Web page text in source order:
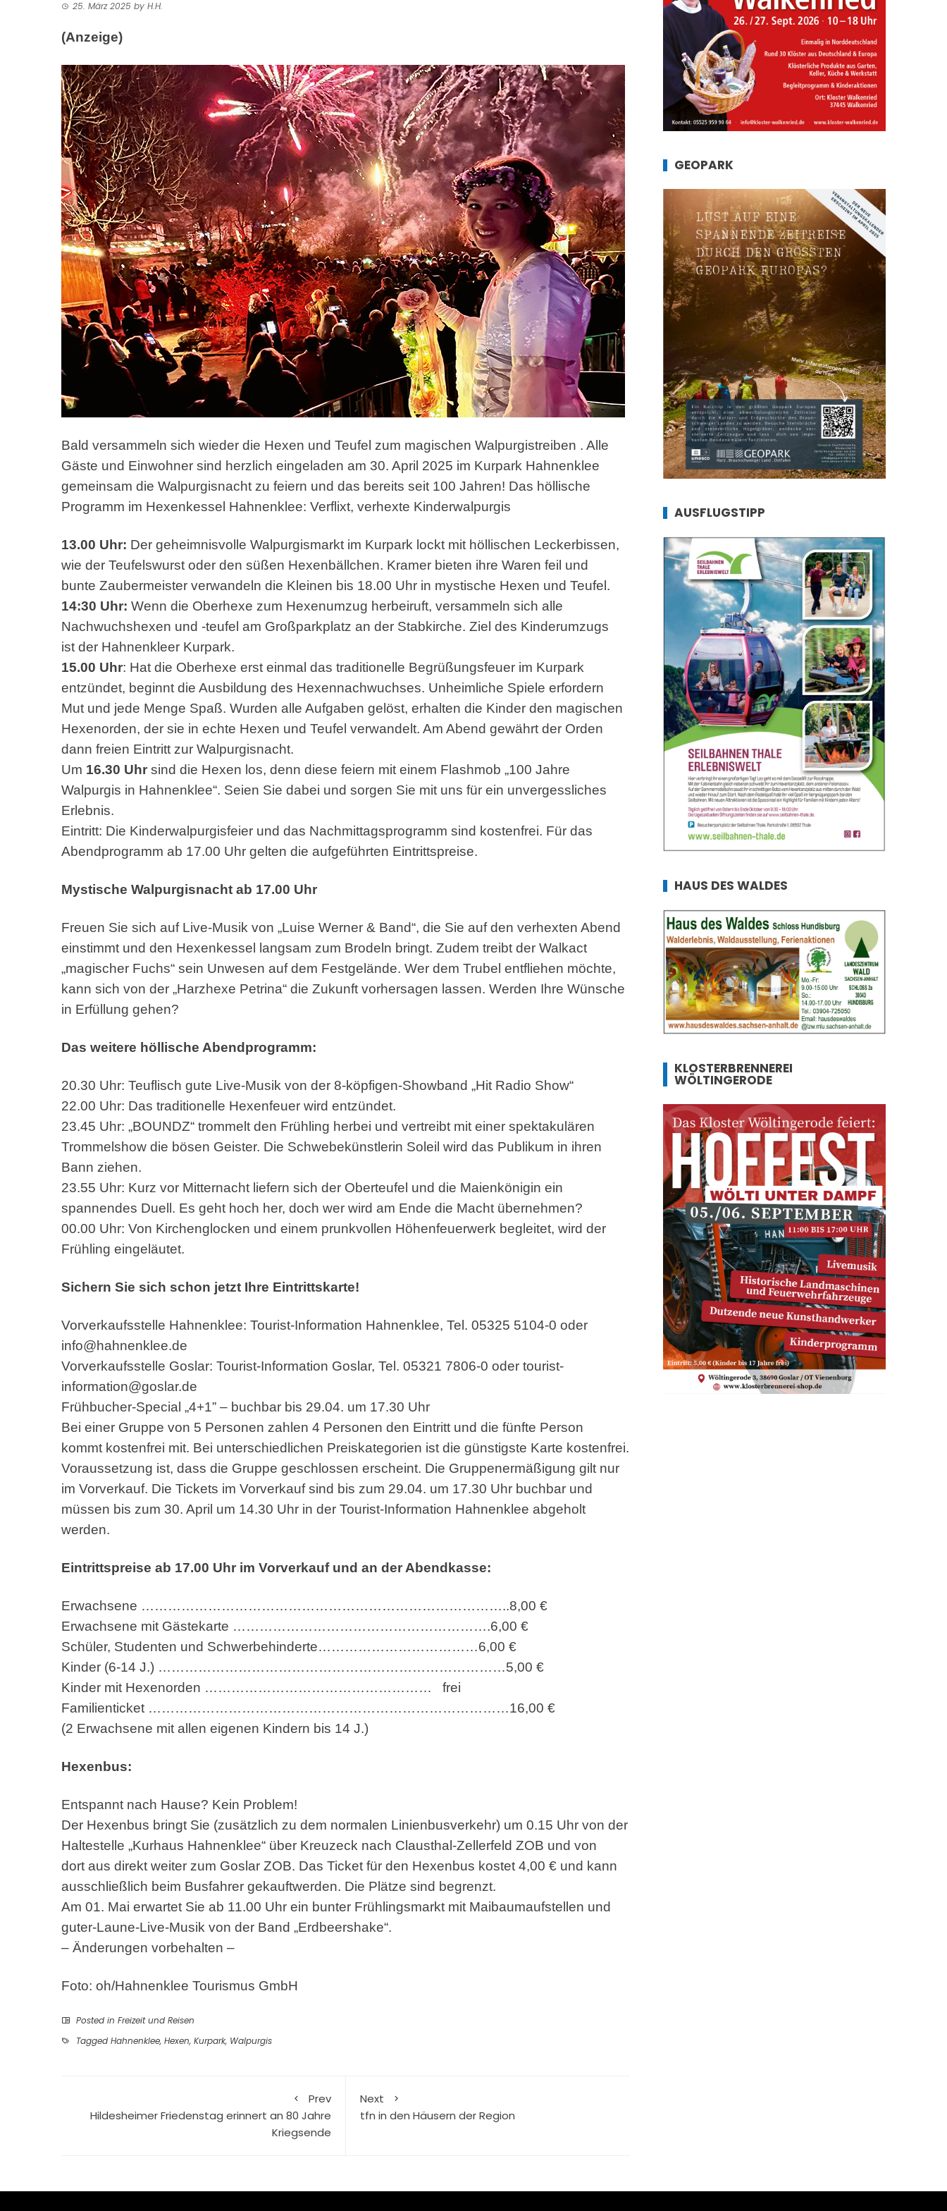
25. März 2025 by H.H.
(Anzeige)
Bald versammeln sich wieder die Hexen und Teufel zum magischen Walpurgistreiben . Alle
Gäste und Einwohner sind herzlich eingeladen am 30. April 2025 im Kurpark Hahnenklee
gemeinsam die Walpurgisnacht zu feiern und das bereits seit 100 Jahren! Das höllische
Programm im Hexenkessel Hahnenklee: Verflixt, verhexte Kinderwalpurgis
13.00 Uhr: Der geheimnisvolle Walpurgismarkt im Kurpark lockt mit höllischen Leckerbissen,
wie der Teufelswurst oder den süßen Hexenbällchen. Kramer bieten ihre Waren feil und
bunte Zaubermeister verwandeln die Kleinen bis 18.00 Uhr in mystische Hexen und Teufel.
14:30 Uhr: Wenn die Oberhexe zum Hexenumzug herbeiruft, versammeln sich alle
Nachwuchshexen und -teufel am Großparkplatz an der Stabkirche. Ziel des Kinderumzugs
ist der Hahnenkleer Kurpark.
15.00 Uhr: Hat die Oberhexe erst einmal das traditionelle Begrüßungsfeuer im Kurpark
entzündet, beginnt die Ausbildung des Hexennachwuchses. Unheimliche Spiele erfordern
Mut und jede Menge Spaß. Wurden alle Aufgaben gelöst, erhalten die Kinder den magischen
Hexenorden, der sie in echte Hexen und Teufel verwandelt. Am Abend gewährt der Orden
dann freien Eintritt zur Walpurgisnacht.
Um 16.30 Uhr sind die Hexen los, denn diese feiern mit einem Flashmob „100 Jahre
Walpurgis in Hahnenklee“. Seien Sie dabei und sorgen Sie mit uns für ein unvergessliches
Erlebnis.
Eintritt: Die Kinderwalpurgisfeier und das Nachmittagsprogramm sind kostenfrei. Für das
Abendprogramm ab 17.00 Uhr gelten die aufgeführten Eintrittspreise.
Mystische Walpurgisnacht ab 17.00 Uhr
Freuen Sie sich auf Live-Musik von „Luise Werner & Band“, die Sie auf den verhexten Abend
einstimmt und den Hexenkessel langsam zum Brodeln bringt. Zudem treibt der Walkact
„magischer Fuchs“ sein Unwesen auf dem Festgelände. Wer dem Trubel entfliehen möchte,
kann sich von der „Harzhexe Petrina“ die Zukunft vorhersagen lassen. Werden Ihre Wünsche
in Erfüllung gehen?
Das weitere höllische Abendprogramm:
20.30 Uhr: Teuflisch gute Live-Musik von der 8-köpfigen-Showband „Hit Radio Show“
22.00 Uhr: Das traditionelle Hexenfeuer wird entzündet.
23.45 Uhr: „BOUNDZ“ trommelt den Frühling herbei und vertreibt mit einer spektakulären
Trommelshow die bösen Geister. Die Schwebekünstlerin Soleil wird das Publikum in ihren
Bann ziehen.
23.55 Uhr: Kurz vor Mitternacht liefern sich der Oberteufel und die Maienkönigin ein
spannendes Duell. Es geht hoch her, doch wer wird am Ende die Macht übernehmen?
00.00 Uhr: Von Kirchenglocken und einem prunkvollen Höhenfeuerwerk begleitet, wird der
Frühling eingeläutet.
Sichern Sie sich schon jetzt Ihre Eintrittskarte!
Vorverkaufsstelle Hahnenklee: Tourist-Information Hahnenklee, Tel. 05325 5104-0 oder
info@hahnenklee.de
Vorverkaufsstelle Goslar: Tourist-Information Goslar, Tel. 05321 7806-0 oder tourist-
information@goslar.de
Frühbucher-Special „4+1” – buchbar bis 29.04. um 17.30 Uhr
Bei einer Gruppe von 5 Personen zahlen 4 Personen den Eintritt und die fünfte Person
kommt kostenfrei mit. Bei unterschiedlichen Preiskategorien ist die günstigste Karte kostenfrei.
Voraussetzung ist, dass die Gruppe geschlossen erscheint. Die Gruppenermäßigung gilt nur
im Vorverkauf. Die Tickets im Vorverkauf sind bis zum 29.04. um 17.30 Uhr buchbar und
müssen bis zum 30. April um 14.30 Uhr in der Tourist-Information Hahnenklee abgeholt
werden.
Eintrittspreise ab 17.00 Uhr im Vorverkauf und an der Abendkasse:
Erwachsene ………………………………………………………………………..8,00 €
Erwachsene mit Gästekarte ………………………………………………….6,00 €
Schüler, Studenten und Schwerbehinderte………………………………6,00 €
Kinder (6-14 J.) ……………………………………………………………………5,00 €
Kinder mit Hexenorden …………………………………………… frei
Familienticket ………………………………………………………………………16,00 €
(2 Erwachsene mit allen eigenen Kindern bis 14 J.)
Hexenbus:
Entspannt nach Hause? Kein Problem!
Der Hexenbus bringt Sie (zusätzlich zu dem normalen Linienbusverkehr) um 0.15 Uhr von der
Haltestelle „Kurhaus Hahnenklee“ über Kreuzeck nach Clausthal-Zellerfeld ZOB und von
dort aus direkt weiter zum Goslar ZOB. Das Ticket für den Hexenbus kostet 4,00 € und kann
ausschließlich beim Busfahrer gekauftwerden. Die Plätze sind begrenzt.
Am 01. Mai erwartet Sie ab 11.00 Uhr ein bunter Frühlingsmarkt mit Maibaumaufstellen und
guter-Laune-Live-Musik von der Band „Erdbeershake“.
– Änderungen vorbehalten –
Foto: oh/Hahnenklee Tourismus GmbH
Posted in Freizeit und Reisen
Tagged Hahnenklee, Hexen, Kurpark, Walpurgis
Prev
Hildesheimer Friedenstag erinnert an 80 Jahre
Kriegsende
Next
tfn in den Häusern der Region
GEOPARK
AUSFLUGSTIPP
HAUS DES WALDES
KLOSTERBRENNEREI
WÖLTINGERODE